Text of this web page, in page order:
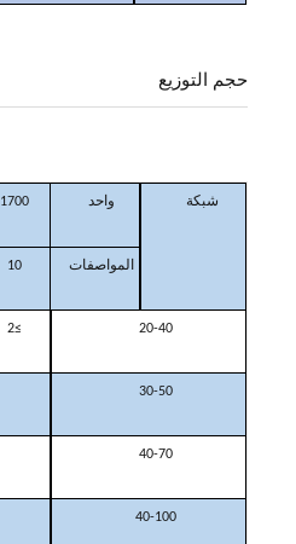
حجم التوزيع
شبكة واحد 1700
المواصفات 10
20-40
≥2
30-50
40-70
40-100